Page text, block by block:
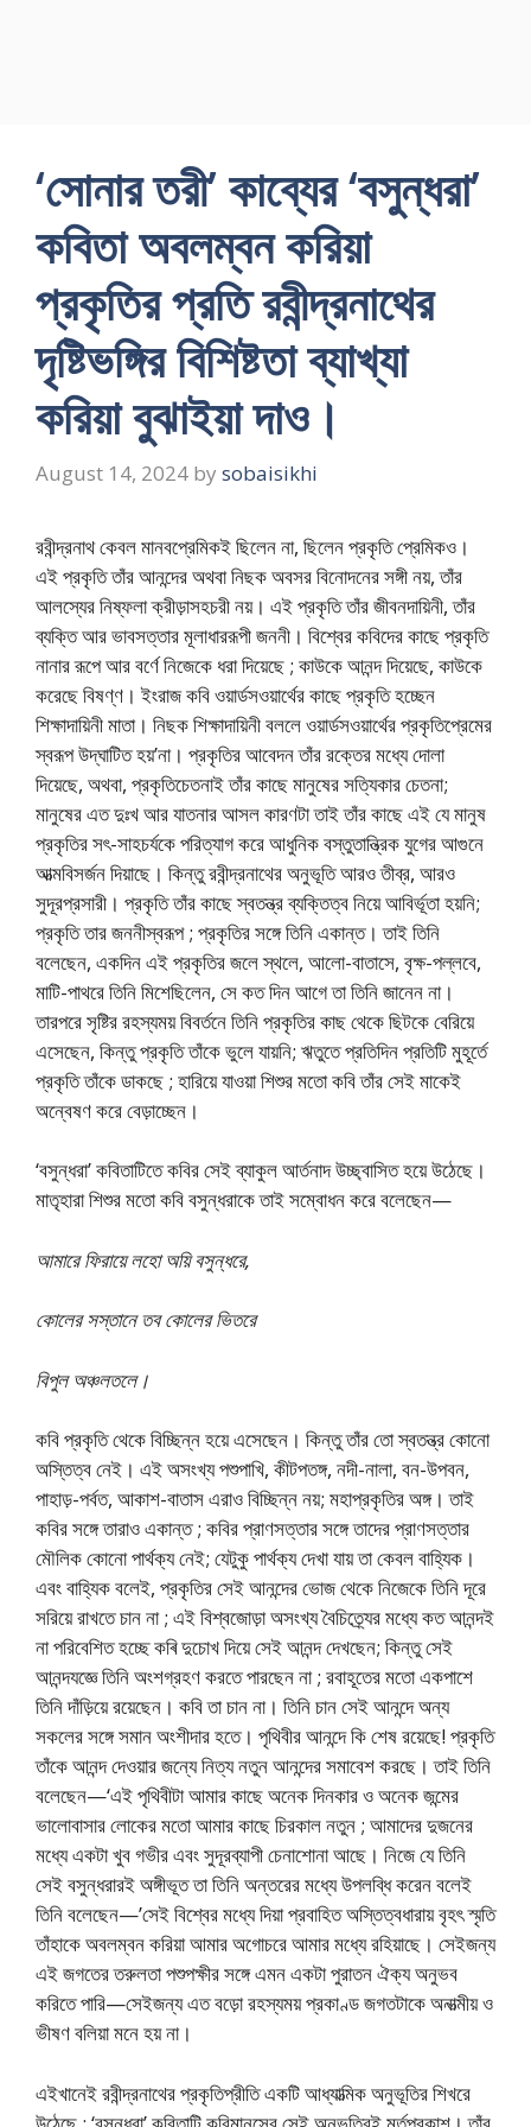
‘সোনার তরী’ কাব্যের ‘বসুন্ধরা’
কবিতা অবলম্বন করিয়া
প্রকৃতির প্রতি রবীন্দ্রনাথের
দৃষ্টিভঙ্গির বিশিষ্টতা ব্যাখ্যা
করিয়া বুঝাইয়া দাও।
August 14, 2024 by sobaisikhi
রবীন্দ্রনাথ কেবল মানবপ্রেমিকই ছিলেন না, ছিলেন প্রকৃতি প্রেমিকও।
এই প্রকৃতি তাঁর আনন্দের অথবা নিছক অবসর বিনোদনের সঙ্গী নয়, তাঁর
আলস্যের নিষ্ফলা ক্রীড়াসহচরী নয়। এই প্রকৃতি তাঁর জীবনদায়িনী, তাঁর
ব্যক্তি আর ভাবসত্তার মূলাধাররূপী জননী। বিশ্বের কবিদের কাছে প্রকৃতি
নানার রূপে আর বর্ণে নিজেকে ধরা দিয়েছে ; কাউকে আনন্দ দিয়েছে, কাউকে
করেছে বিষণ্ণ। ইংরাজ কবি ওয়ার্ডসওয়ার্থের কাছে প্রকৃতি হচ্ছেন
শিক্ষাদায়িনী মাতা। নিছক শিক্ষাদায়িনী বললে ওয়ার্ডসওয়ার্থের প্রকৃতিপ্রেমের
স্বরূপ উদ্‌ঘাটিত হয়’না। প্রকৃতির আবেদন তাঁর রক্তের মধ্যে দোলা
দিয়েছে, অথবা, প্রকৃতিচেতনাই তাঁর কাছে মানুষের সত্যিকার চেতনা;
মানুষের এত দুঃখ আর যাতনার আসল কারণটা তাই তাঁর কাছে এই যে মানুষ
প্রকৃতির সৎ-সাহচর্যকে পরিত্যাগ করে আধুনিক বস্তুতান্ত্রিক যুগের আগুনে
আত্মবিসর্জন দিয়াছে। কিন্তু রবীন্দ্রনাথের অনুভূতি আরও তীব্র, আরও
সুদূরপ্রসারী। প্রকৃতি তাঁর কাছে স্বতন্ত্র ব্যক্তিত্ব নিয়ে আবির্ভূতা হয়নি;
প্রকৃতি তার জননীস্বরূপ ; প্রকৃতির সঙ্গে তিনি একান্ত। তাই তিনি
বলেছেন, একদিন এই প্রকৃতির জলে স্থলে, আলো-বাতাসে, বৃক্ষ-পল্লবে,
মাটি-পাথরে তিনি মিশেছিলেন, সে কত দিন আগে তা তিনি জানেন না।
তারপরে সৃষ্টির রহস্যময় বিবর্তনে তিনি প্রকৃতির কাছ থেকে ছিটকে বেরিয়ে
এসেছেন, কিন্তু প্রকৃতি তাঁকে ভুলে যায়নি; ঋতুতে প্রতিদিন প্রতিটি মুহূর্তে
প্রকৃতি তাঁকে ডাকছে ; হারিয়ে যাওয়া শিশুর মতো কবি তাঁর সেই মাকেই
অন্বেষণ করে বেড়াচ্ছেন।
‘বসুন্ধরা’ কবিতাটিতে কবির সেই ব্যাকুল আর্তনাদ উচ্ছ্বাসিত হয়ে উঠেছে।
মাতৃহারা শিশুর মতো কবি বসুন্ধরাকে তাই সম্বোধন করে বলেছেন—
আমারে ফিরায়ে লহো অয়ি বসুন্ধরে,
কোলের সস্তানে তব কোলের ভিতরে
বিপুল অঞ্চলতলে।
কবি প্রকৃতি থেকে বিচ্ছিন্ন হয়ে এসেছেন। কিন্তু তাঁর তো স্বতন্ত্র কোনো
অস্তিত্ব নেই। এই অসংখ্য পশুপাখি, কীটপতঙ্গ, নদী-নালা, বন-উপবন,
পাহাড়-পর্বত, আকাশ-বাতাস এরাও বিচ্ছিন্ন নয়; মহাপ্রকৃতির অঙ্গ। তাই
কবির সঙ্গে তারাও একান্ত ; কবির প্রাণসত্তার সঙ্গে তাদের প্রাণসত্তার
মৌলিক কোনো পার্থক্য নেই; যেটুকু পার্থক্য দেখা যায় তা কেবল বাহ্যিক।
এবং বাহ্যিক বলেই, প্রকৃতির সেই আনন্দের ভোজ থেকে নিজেকে তিনি দূরে
সরিয়ে রাখতে চান না ; এই বিশ্বজোড়া অসংখ্য বৈচিত্র্যের মধ্যে কত আনন্দই
না পরিবেশিত হচ্ছে কৰি দুচোখ দিয়ে সেই আনন্দ দেখছেন; কিন্তু সেই
আনন্দযজ্ঞে তিনি অংশগ্রহণ করতে পারছেন না ; রবাহূতের মতো একপাশে
তিনি দাঁড়িয়ে রয়েছেন। কবি তা চান না। তিনি চান সেই আনন্দে অন্য
সকলের সঙ্গে সমান অংশীদার হতে। পৃথিবীর আনন্দে কি শেষ রয়েছে! প্রকৃতি
তাঁকে আনন্দ দেওয়ার জন্যে নিত্য নতুন আনন্দের সমাবেশ করছে। তাই তিনি
বলেছেন—‘এই পৃথিবীটা আমার কাছে অনেক দিনকার ও অনেক জন্মের
ভালোবাসার লোকের মতো আমার কাছে চিরকাল নতুন ; আমাদের দুজনের
মধ্যে একটা খুব গভীর এবং সুদূরব্যাপী চেনাশোনা আছে। নিজে যে তিনি
সেই বসুন্ধরারই অঙ্গীভূত তা তিনি অন্তরের মধ্যে উপলব্ধি করেন বলেই
তিনি বলেছেন—’সেই বিশ্বের মধ্যে দিয়া প্রবাহিত অস্তিত্বধারায় বৃহৎ স্মৃতি
তাঁহাকে অবলম্বন করিয়া আমার অগোচরে আমার মধ্যে রহিয়াছে। সেইজন্য
এই জগতের তরুলতা পশুপক্ষীর সঙ্গে এমন একটা পুরাতন ঐক্য অনুভব
করিতে পারি—সেইজন্য এত বড়ো রহস্যময় প্রকাণ্ড জগতটাকে অনাত্মীয় ও
ভীষণ বলিয়া মনে হয় না।
এইখানেই রবীন্দ্রনাথের প্রকৃতিপ্রীতি একটি আধ্যাত্মিক অনুভূতির শিখরে